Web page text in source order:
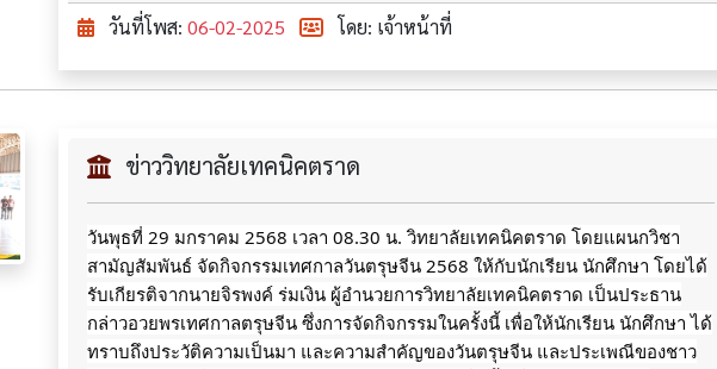
วันที่โพส:06-02-2025 โดย: เจ้าหน้าที่
ข่าววิทยาลัยเทคนิคตราด
วันพุธที่ 29 มกราคม 2568 เวลา 08.30 น. วิทยาลัยเทคนิคตราด โดยแผนกวิชา
สามัญสัมพันธ์ จัดกิจกรรมเทศกาลวันตรุษจีน 2568 ให้กับนักเรียน นักศึกษา โดยได้
รับเกียรติจากนายจิรพงค์ ร่มเงิน ผู้อำนวยการวิทยาลัยเทคนิคตราด เป็นประธาน
กล่าวอวยพรเทศกาลตรุษจีน ซึ่งการจัดกิจกรรมในครั้งนี้ เพื่อให้นักเรียน นักศึกษา ได้
ทราบถึงประวัติความเป็นมา และความสำคัญของวันตรุษจีน และประเพณีของชาว